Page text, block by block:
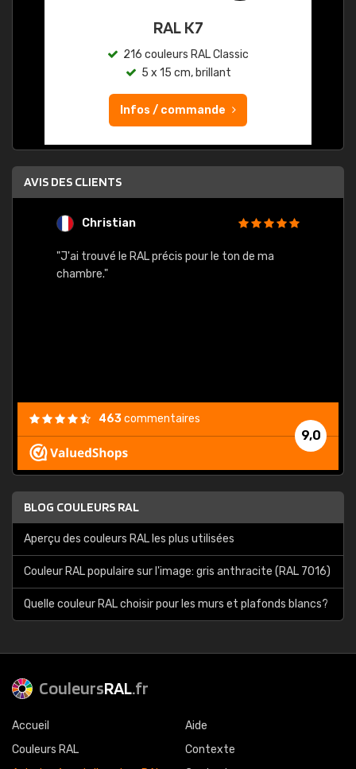
RAL K7
216 couleurs RAL Classic
5 x 15 cm, brillant
Infos / commande
AVIS DES CLIENTS
Christian
"J'ai trouvé le RAL précis pour le ton de ma
chambre."
9,0
463commentaires
BLOG COULEURS RAL
Aperçu des couleurs RAL les plus utilisées
Couleur RAL populaire sur l'image: gris anthracite (RAL 7016)
Quelle couleur RAL choisir pour les murs et plafonds blancs?
CouleursRAL.fr
Accueil
Couleurs RAL
Aide
Contexte